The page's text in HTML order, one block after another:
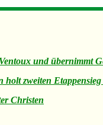
und übernimmt
zweiten
Christen